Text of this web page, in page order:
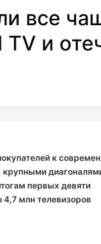
все
и
к
первых девяти
4,7 млн телевизоров